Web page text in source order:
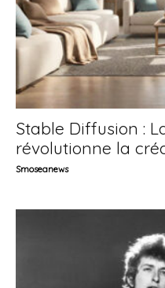
Stable Diffusion :
révolutionne la
Smoseanews